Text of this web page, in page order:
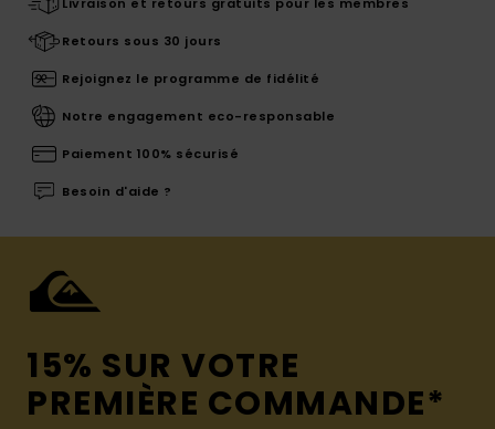
Retours sous 30 jours
Rejoignez le programme de fidélité
Notre engagement eco-responsable
Paiement 100% sécurisé
Besoin d'aide ?
15% SUR VOTRE
PREMIÈRE COMMANDE*